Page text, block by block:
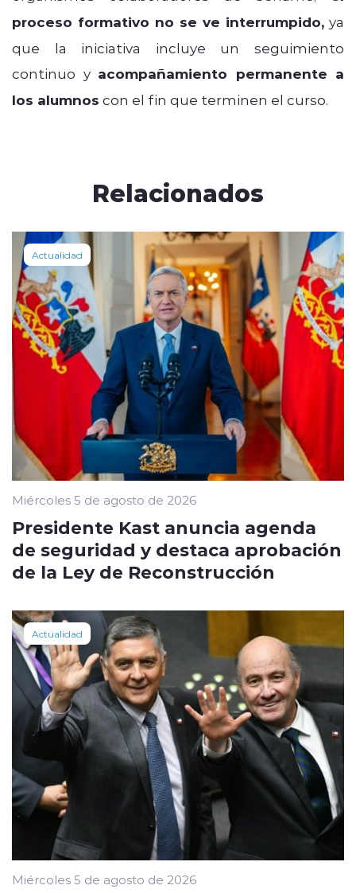
proceso formativo no se ve interrumpido, ya
que la iniciativa incluye un seguimiento
continuo y acompañamiento permanente a
los alumnos con el fin que terminen el curso.
Relacionados
Actualidad
Miércoles 5 de agosto de 2026
Presidente Kast anuncia agenda
de seguridad y destaca aprobación
de la Ley de Reconstrucción
Actualidad
Miércoles 5 de agosto de 2026